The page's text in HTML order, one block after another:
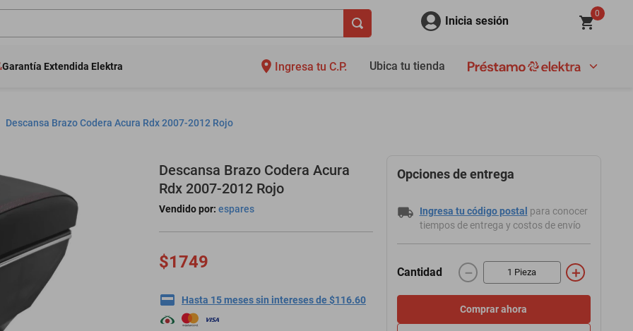
Inicia sesión
0
Garantía Extendida Elektra Ingresa tu C.P. Ubica tu tienda
Descansa Brazo Codera Acura Rdx 2007-2012 Rojo
Descansa Brazo Codera Acura
Rdx 2007-2012 Rojo
Vendido por: espares
$1749
Hasta 15 meses sin intereses de $116.60
Opciones de entrega
Ingresa tu código postal para conocer
tiempos de entrega y costos de envío
Cantidad ＋
－
Comprar ahora